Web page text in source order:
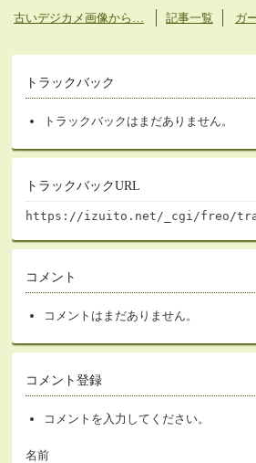
古いデジカメ画像から… 記事一覧 ガ
トラックバック
トラックバックはまだありません。
トラックバックURL
https://izuito.net/_cgi/freo/
コメント
コメントはまだありません。
コメント登録
コメントを入力してください。
名前